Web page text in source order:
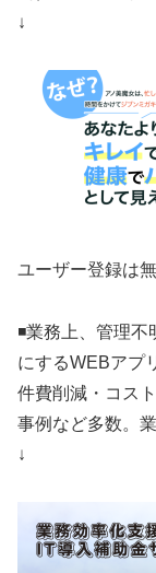
↓
ユーザー登録は
◾️業務上、管理
にするWEBアプ
件費削減・コス
事例など多数。
↓